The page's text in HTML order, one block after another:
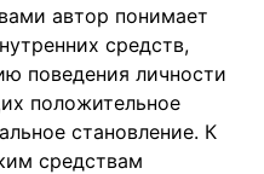
автор понимает
средств,
поведения личности
положительное
становление. К
средствам